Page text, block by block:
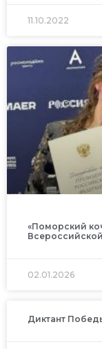
11.10.2022
«Поморский
02.01.2026
Диктант